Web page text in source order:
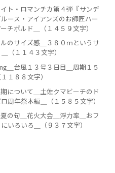
ト・ロマンチカ第４弾『サンデ
ース・アイアンズのお師匠ハー
チボルド＿（１４５９文字）
のサイズ感＿３８０ｍというサ
（１１４３文字）
＿台風１３号３日目＿周期１５
１８８文字）
について＿土佐クマビーチのド
周年祭本編＿（１５８５文字）
の句＿花火大会＿浮力率＿おフ
いろいろ＿（９３７文字）